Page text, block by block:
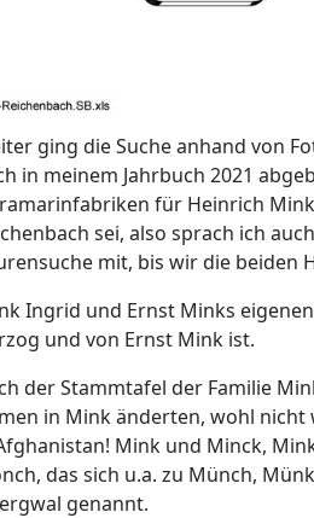
ging die Suche anhand von
in meinem Jahrbuch 2021
für Heinrich
sei, also sprach ich
mit, bis wir die beiden
Ingrid und Ernst Minks
und von Ernst Mink ist.
der Stammtafel der Familie
in Mink änderten, wohl nicht
Mink und Minck,
das sich u.a. zu Münch,
genannt.